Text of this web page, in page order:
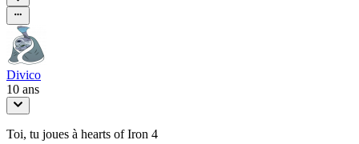
Divico
10 ans
Toi, tu joues à hearts of Iron 4